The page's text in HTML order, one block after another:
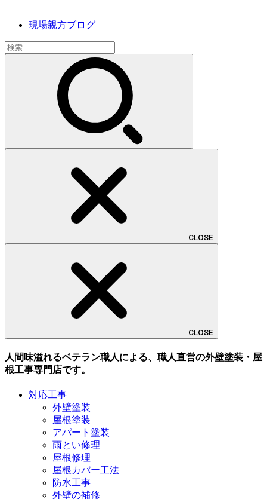
現場親方ブログ
検
索:
CLOSE
CLOSE
人間味溢れるベテラン職人による、職人直営の外壁塗装・屋
根工事専門店です。
対応工事
外壁塗装
屋根塗装
アパート塗装
雨とい修理
屋根修理
屋根カバー工法
防水工事
外壁の補修